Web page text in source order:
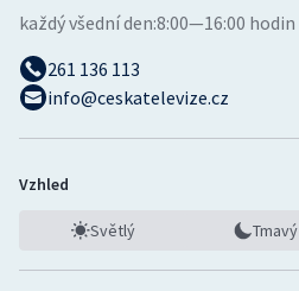
každý všední den:8:00—16:00 hodin
261 136 113
info@ceskatelevize.cz
Vzhled
Světlý Tmavý